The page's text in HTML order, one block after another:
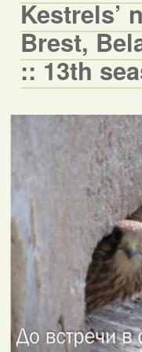
Kestrels’
Brest,
:: 13th